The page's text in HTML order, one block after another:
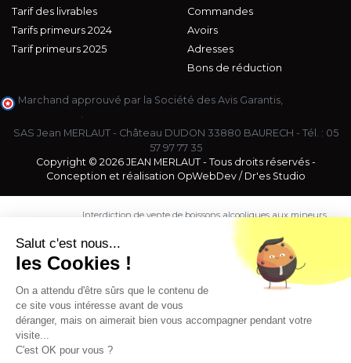
Tarif des livrables
Tarifs primeurs 2024
Tarif primeurs 2025
Commandes
Avoirs
Adresses
Bons de réduction
Marchand approuvé par la Société des Avis Garantis,
.
SAS Jean MERLAUT - Château DUDON 33880 BAURECH - Tél. : 05
57 97 77 35
Copyright © 2026 JEAN MERLAUT - Tous droits réservés -
Conception et réalisation OpWebDev/ Dr'es Studio
Interdiction de vente de boissons alcooliques aux mineurs
est exigée au moment de la vente en ligne.
CODE DE LA SANTE PUBLIQUE, ART. L. 3342-1 et L. 3353-3
L'abus d'alcool est dangereux pour la santé. Sachez
Salut c'est nous...
les Cookies !
On a attendu d'être sûrs que le contenu de
ce site vous intéresse avant de vous
déranger, mais on aimerait bien vous accompagner pendant votre
visite...
C'est OK pour vous ?